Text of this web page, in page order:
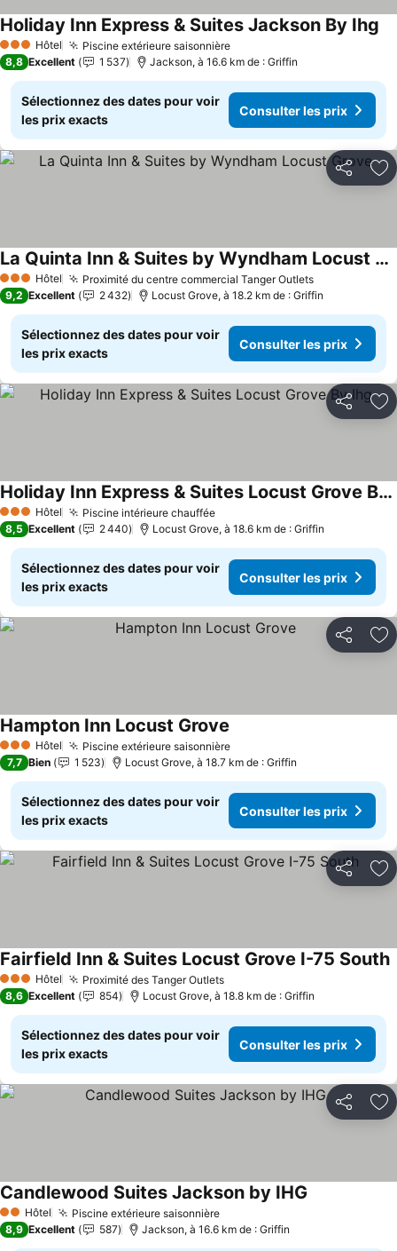
3 ÉtoilesHôtel Piscine extérieure saisonnière
Holiday Inn Express & Suites Jackson By Ihg
8,8 Excellent 1 537 Jackson, à 16.6 km de : Griffin
Sélectionnez des dates pour voir
les prix exacts
Consulter les prix
Partager
3 ÉtoilesHôtel Proximité du centre commercial Tanger Outlets
La Quinta Inn & Suites by Wyndham Locust Grove
9,2 Excellent 2 432 Locust Grove, à 18.2 km de : Griffin
Sélectionnez des dates pour voir
les prix exacts
Consulter les prix
Partager
3 ÉtoilesHôtel Piscine intérieure chauffée
Holiday Inn Express & Suites Locust Grove By Ihg
8,5 Excellent 2 440 Locust Grove, à 18.6 km de : Griffin
Sélectionnez des dates pour voir
les prix exacts
Consulter les prix
Partager
3 ÉtoilesHôtel Piscine extérieure saisonnière
Hampton Inn Locust Grove
7,7 Bien 1 523 Locust Grove, à 18.7 km de : Griffin
Sélectionnez des dates pour voir
les prix exacts
Consulter les prix
Partager
3 ÉtoilesHôtel Proximité des Tanger Outlets
Fairfield Inn & Suites Locust Grove I-75 South
8,6 Excellent 854 Locust Grove, à 18.8 km de : Griffin
Sélectionnez des dates pour voir
les prix exacts
Consulter les prix
Partager
2 Étoiles
Hôtel Piscine extérieure saisonnière
Candlewood Suites Jackson by IHG
8,9 Excellent 587 Jackson, à 16.6 km de : Griffin